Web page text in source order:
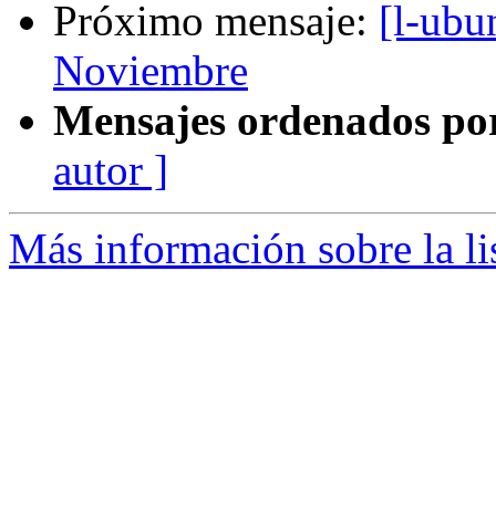
Próximo mensaje: [l-
Noviembre
Mensajes ordenados
autor ]
Más información sobre la